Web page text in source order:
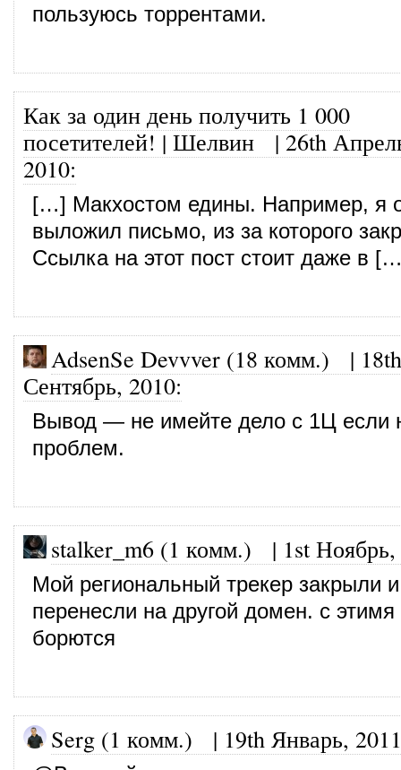
пользуюсь торрентами.
Как за один день получить 1 000
посетителей! | Шелвин|26th
2010:
[…] Макхостом едины. Например, я
выложил письмо, из за которого
Ссылка на этот пост стоит даже в
AdsenSe Devvver (18 комм.) | 18th
Сентябрь, 2010:
Вывод — не имейте дело с 1Ц если
проблем.
stalker_m6 (1 комм.) | 1st
Мой региональный трекер закрыли и
перенесли на другой домен. с
борются
Serg (1 комм.) | 19th Январь, 2011